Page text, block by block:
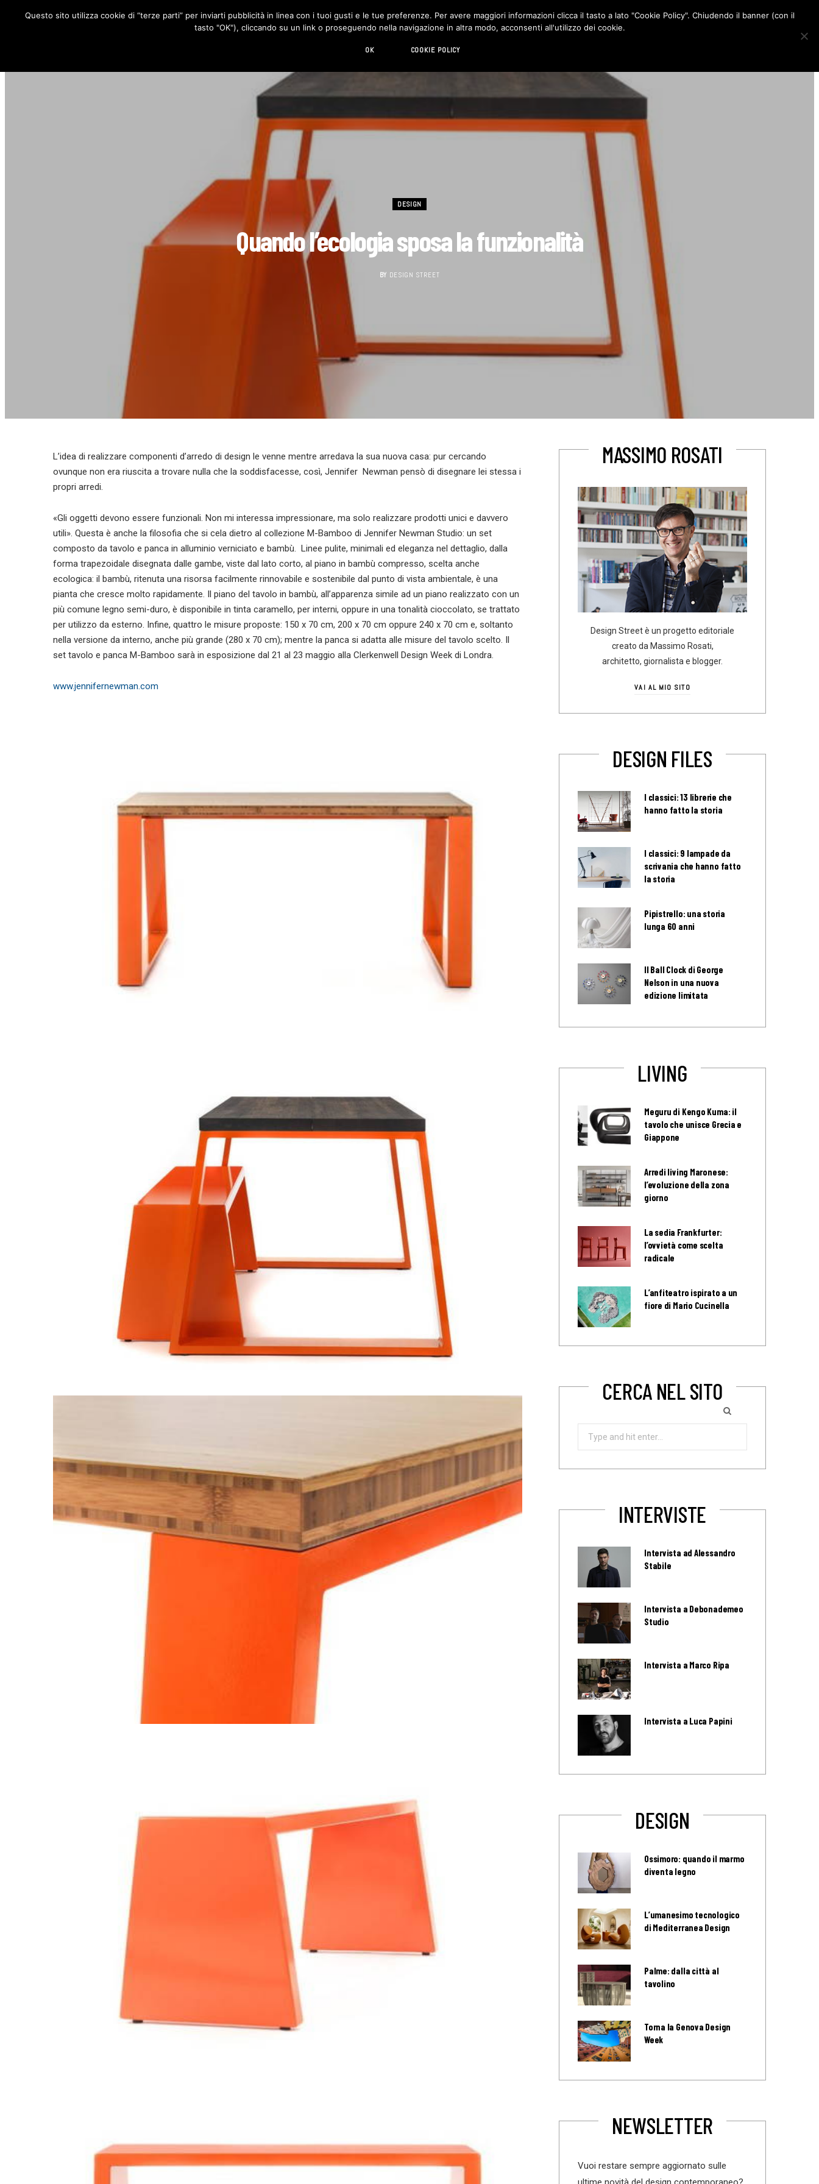
RUBRICHE DESIGN LIVING HI-TECH CHI SIAMO CONTATTI
o
g
r
d
DESIGN
Quando l’ecologia sposa la funzionalità
BY DESIGN STREET
L’idea di realizzare componenti d’arredo di design le venne mentre arredava la sua nuova casa: pur cercando
ovunque non era riuscita a trovare nulla che la soddisfacesse, così, Jennifer Newman pensò di disegnare lei stessa i
propri arredi.
«Gli oggetti devono essere funzionali. Non mi interessa impressionare, ma solo realizzare prodotti unici e davvero
utili». Questa è anche la filosofia che si cela dietro al collezione M-Bamboo di Jennifer Newman Studio: un set
composto da tavolo e panca in alluminio verniciato e bambù. Linee pulite, minimali ed eleganza nel dettaglio, dalla
forma trapezoidale disegnata dalle gambe, viste dal lato corto, al piano in bambù compresso, scelta anche
ecologica: il bambù, ritenuta una risorsa facilmente rinnovabile e sostenibile dal punto di vista ambientale, è una
pianta che cresce molto rapidamente. Il piano del tavolo in bambù, all’apparenza simile ad un piano realizzato con un
più comune legno semi-duro, è disponibile in tinta caramello, per interni, oppure in una tonalità cioccolato, se trattato
per utilizzo da esterno. Infine, quattro le misure proposte: 150 x 70 cm, 200 x 70 cm oppure 240 x 70 cm e, soltanto
nella versione da interno, anche più grande (280 x 70 cm); mentre la panca si adatta alle misure del tavolo scelto. Il
set tavolo e panca M-Bamboo sarà in esposizione dal 21 al 23 maggio alla Clerkenwell Design Week di Londra.
www.jennifernewman.com
MASSIMO ROSATI
Design Street è un progetto editoriale
creato da Massimo Rosati,
architetto, giornalista e blogger.
VAI AL MIO SITO
DESIGN FILES
I classici: 13 librerie che
hanno fatto la storia
I classici: 9 lampade da
scrivania che hanno fatto
la storia
Pipistrello: una storia
lunga 60 anni
Il Ball Clock di George
Nelson in una nuova
edizione limitata
LIVING
Meguru di Kengo Kuma: il
tavolo che unisce Grecia e
Giappone
Arredi living Maronese:
l’evoluzione della zona
giorno
La sedia Frankfurter:
l’ovvietà come scelta
radicale
L’anfiteatro ispirato a un
fiore di Mario Cucinella
CERCA NEL SITO
Search
INTERVISTE
Intervista ad Alessandro
Stabile
Intervista a Debonademeo
Studio
Intervista a Marco Ripa
Intervista a Luca Papini
DESIGN
Ossimoro: quando il marmo
diventa legno
L’umanesimo tecnologico
di Mediterranea Design
Palme: dalla città al
tavolino
Torna la Genova Design
Week
NEWSLETTER
Vuoi restare sempre aggiornato sulle
Questo sito utilizza cookie di “terze parti” per inviarti pubblicità in linea con i tuoi gusti e le tue preferenze. Per avere maggiori informazioni clicca il tasto a lato "Cookie Policy". Chiudendo il banner (con il
tasto "OK"), cliccando su un link o proseguendo nella navigazione in altra modo, acconsenti all'utilizzo dei cookie.
OK COOKIE POLICY